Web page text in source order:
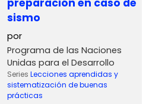
sismo
por
Programa de las Naciones
Unidas para el Desarrollo
Series Lecciones aprendidas y
sistematización de buenas
prácticas